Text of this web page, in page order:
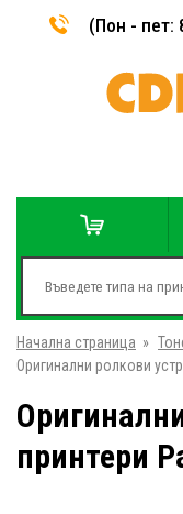
(Пон - пет:
Начална страница »
Оригинални ролкови
принтери